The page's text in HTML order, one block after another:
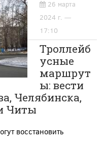
26 марта
2024 г. —
17:10
Троллейб
усные
маршрут
ы: вести
Челябинска,
Читы
восстановить